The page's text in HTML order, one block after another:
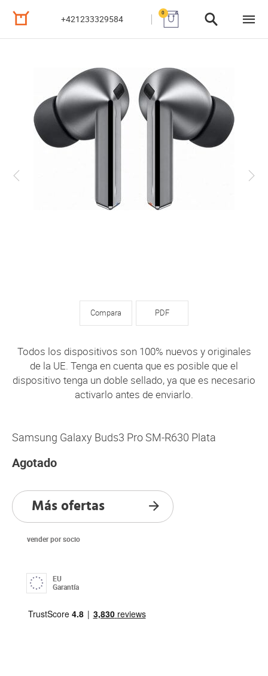
+421233329584
0
Compara PDF
Todos los dispositivos son 100% nuevos y originales
de la UE. Tenga en cuenta que es posible que el
dispositivo tenga un doble sellado, ya que es necesario
activarlo antes de enviarlo.
Samsung Galaxy Buds3 Pro SM-R630 Plata
Agotado
Más ofertas
vender por socio
EU
Garantía